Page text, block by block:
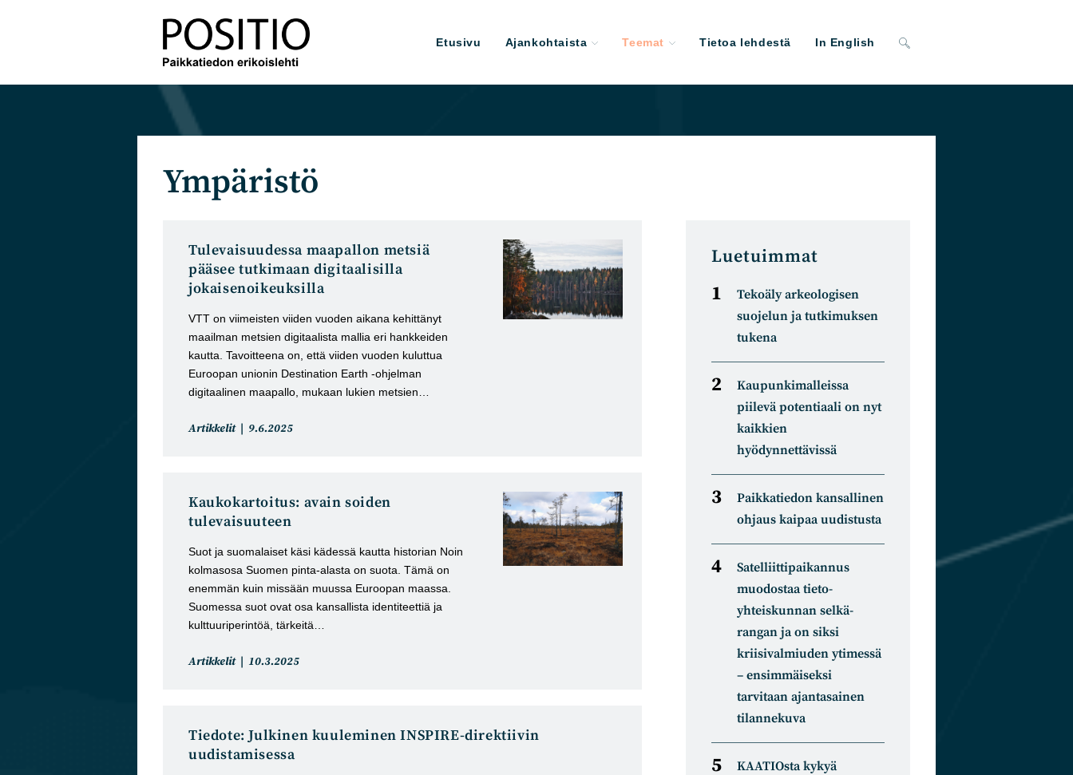
Etusivu Ajankohtaista Teemat Tietoa lehdestä In English Toggle
Ympäristö
Tulevaisuudessa maapallon metsiä
pääsee tutkimaan digitaalisilla
jokaisenoikeuksilla
VTT on viimeisten viiden vuoden aikana kehittänyt
maailman metsien digitaalista mallia eri hankkeiden
kautta. Tavoitteena on, että viiden vuoden kuluttua
Euroopan unionin Destination Earth -ohjelman
digitaalinen maapallo, mukaan lukien metsien…
Artikkelin
Artikkelit
Artikkeli
9.6.2025
Kaukokartoitus: avain soiden
tulevaisuuteen
Suot ja suomalaiset käsi kädessä kautta historian Noin
kolmasosa Suomen pinta-alasta on suota. Tämä on
enemmän kuin missään muussa Euroopan maassa.
Suomessa suot ovat osa kansallista identiteettiä ja
kulttuuriperintöä, tärkeitä…
Artikkelin
Artikkelit
Artikkeli
10.3.2025
Tiedote: Julkinen kuuleminen INSPIRE-direktiivin
uudistamisessa
Luetuimmat
Tekoäly arkeologisen
suojelun ja tutkimuksen
tukena
Kaupunkimalleissa
piilevä potentiaali on nyt
kaikkien
hyödynnettävissä
Paikkatiedon kansallinen
ohjaus kaipaa uudistusta
Satelliitti­paikannus
muodostaa tieto­
yhteiskunnan selkä­
rangan ja on siksi
kriisivalmiuden ytimessä
– ensimmäiseksi
tarvitaan ajantasainen
tilannekuva
KAATIOsta kykyä